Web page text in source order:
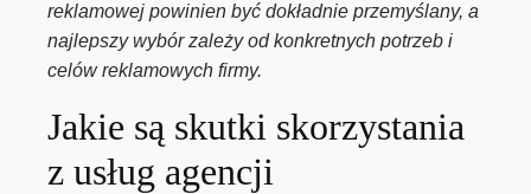
reklamowej powinien być dokładnie przemyślany, a
najlepszy wybór zależy od konkretnych potrzeb i
celów reklamowych firmy.
Jakie są skutki skorzystania
z usług agencji